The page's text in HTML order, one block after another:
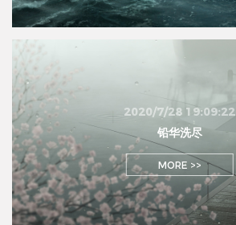
2020/7/28 19:09:22
铅华洗尽
MORE >>